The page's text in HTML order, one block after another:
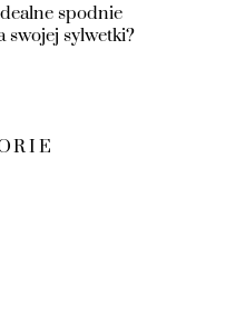
spodnie
swojej sylwetki?